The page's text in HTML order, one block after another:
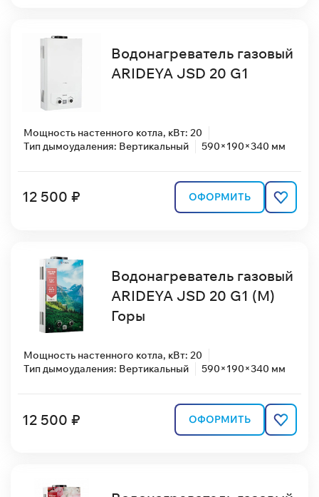
Водонагреватель газовый
ARIDEYA JSD 20 G1
Мощность настенного котла, кВт: 20
Тип дымоудаления: Вертикальный
590×190×340 мм
12 500 ₽ ОФОРМИТЬ
Водонагреватель газовый
ARIDEYA JSD 20 G1 (М)
Горы
Мощность настенного котла, кВт: 20
Тип дымоудаления: Вертикальный
590×190×340 мм
12 500 ₽ ОФОРМИТЬ